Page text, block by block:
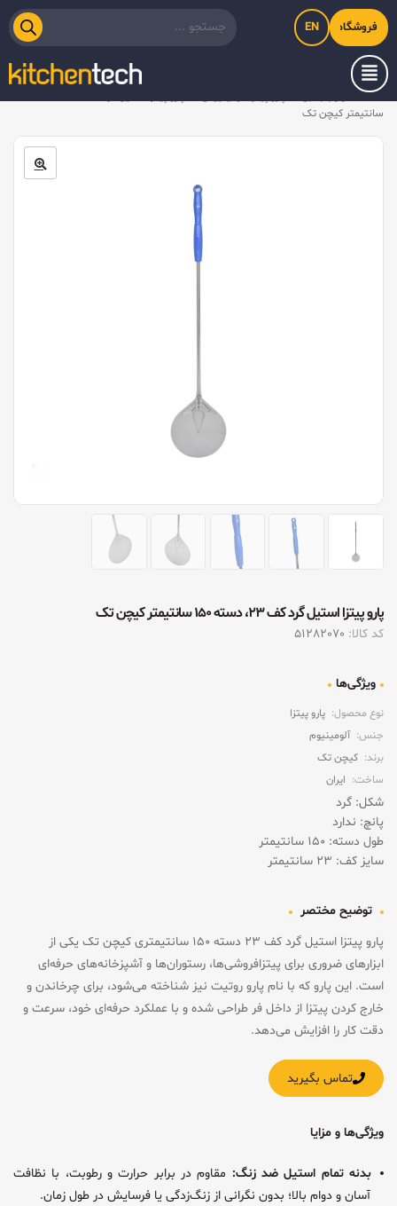
فروشگاه اینترنتی کیت‌لاین
EN
خانه
سانتیمتر کیچن تک
پارو پیتزا استیل گرد کف ۲۳، دسته ۱۵۰ سانتیمتر کیچن تک
پارو پیتزا استیل گرد کف ۲۳ دسته ۱۵۰ سانتیمتری کیچن تک یکی از
ابزارهای ضروری برای پیتزافروشی‌ها، رستوران‌ها و آشپزخانه‌های حرفه‌ای
است. این پارو که با نام پارو روتیت نیز شناخته می‌شود، برای چرخاندن و
خارج کردن پیتزا از داخل فر طراحی شده و با عملکرد حرفه‌ای خود، سرعت و
دقت کار را افزایش می‌دهد.
کد کالا: 51282070
ویژگی‌ها
نوع محصول: پارو پیتزا
جنس: آلومینیوم
برند: کیچن تک
ساخت: ایران
شکل: گرد
پانچ: ندارد
طول دسته: ۱۵۰ سانتیمتر
سایز کف: ۲۳ سانتیمتر
توضیح مختصر
تماس بگیرید
ویژگی‌ها و مزایا
بدنه تمام استیل ضد زنگ: مقاوم در برابر حرارت و رطوبت، با نظافت
آسان و دوام بالا؛ بدون نگرانی از زنگ‌زدگی یا فرسایش در طول زمان.